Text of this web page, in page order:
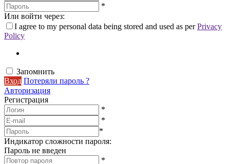
*
Или войти через:
I agree to my personal data being stored and used as perPrivacy
Policy
Запомнить
Вход Потеряли пароль ?
Авторизация
Регистрация
*
*
*
Индикатор сложности пароля:
Пароль не введен
*